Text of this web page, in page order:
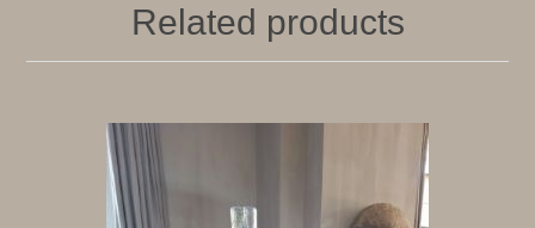
Related products